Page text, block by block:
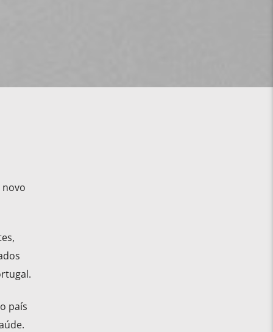
novo
país